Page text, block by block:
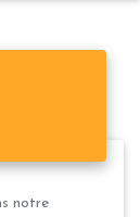
notre